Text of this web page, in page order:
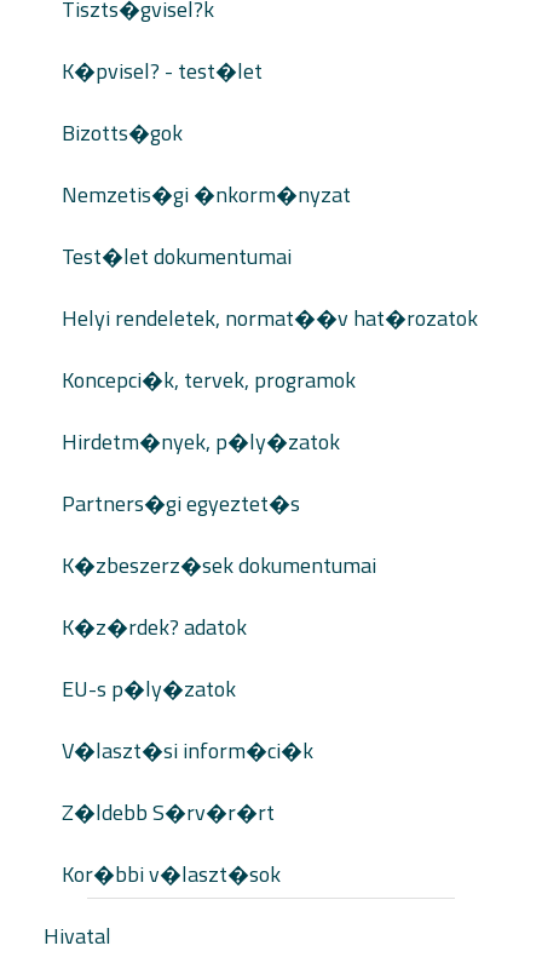
Tiszts�gvisel?k
K�pvisel? - test�let
Bizotts�gok
Nemzetis�gi �nkorm�nyzat
Test�let dokumentumai
Helyi rendeletek, normat��v hat�rozatok
Koncepci�k, tervek, programok
Hirdetm�nyek, p�ly�zatok
Partners�gi egyeztet�s
K�zbeszerz�sek dokumentumai
K�z�rdek? adatok
EU-s p�ly�zatok
V�laszt�si inform�ci�k
Z�ldebb S�rv�r�rt
Kor�bbi v�laszt�sok
Hivatal